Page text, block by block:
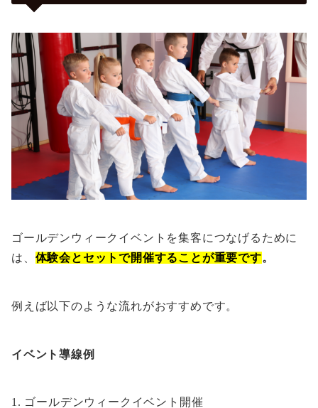
ゴールデンウィークイベントを集客につなげるために
は、 体験会とセットで開催することが重要です。
例えば以下のような流れがおすすめです。
イベント導線例
ゴールデンウィークイベント開催